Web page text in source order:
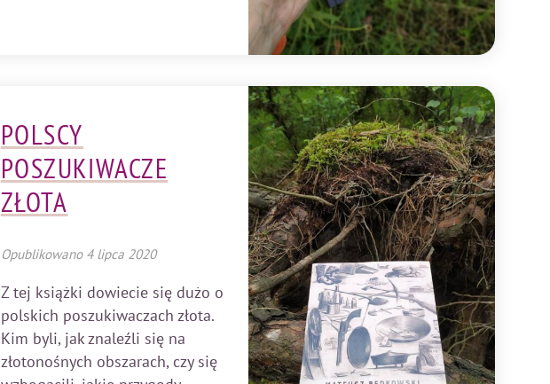
POLSCY
POSZUKIWACZE
ZŁOTA
Opublikowano 4 lipca 2020
Z tej książki dowiecie się dużo o
polskich poszukiwaczach złota.
Kim byli, jak znaleźli się na
złotonośnych obszarach, czy się